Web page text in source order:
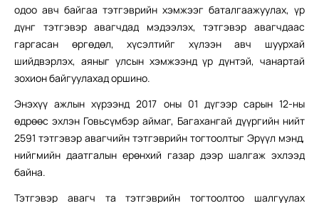
одоо авч байгаа тэтгэврийн хэмжээг баталгаажуулах, үр
дүнг тэтгэвэр авагчдад мэдээлэх, тэтгэвэр авагчдаас
гаргасан өргөдөл, хүсэлтийг хүлээн авч шуурхай
шийдвэрлэх, аяныг улсын хэмжээнд үр дүнтэй, чанартай
зохион байгуулахад оршино.
Энэхүү ажлын хүрээнд 2017 оны 01 дүгээр сарын 12-ны
өдрөөс эхлэн Говьсүмбэр аймаг, Багахангай дүүргийн нийт
2591 тэтгэвэр авагчийн тэтгэврийн тогтоолтыг Эрүүл мэнд,
нийгмийн даатгалын ерөнхий газар дээр шалгаж эхлээд
байна.
Тэтгэвэр авагч та тэтгэврийн тогтоолтоо шалгуулах